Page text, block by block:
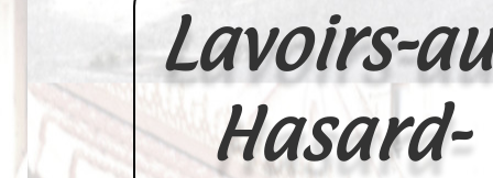
Lavoirs-
Hasard-